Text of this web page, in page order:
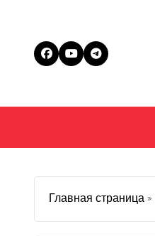
Главная страница »